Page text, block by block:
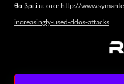
θα βρείτε στο: http://
increasingly-used-ddos-attacks